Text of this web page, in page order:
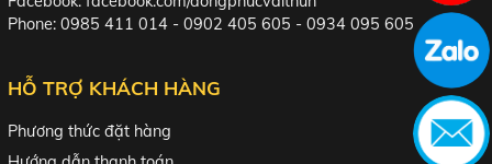
Phone: 0985 411 014 - 0902 405 605 - 0934 095 605
HỖ TRỢ KHÁCH HÀNG
Phương thức đặt hàng